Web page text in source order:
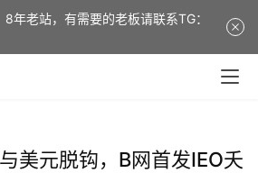
美元脱钩，B网首发IEO夭
年老站，有需要的老板请联系TG：
is for sale. It is a 8-year-old
contact TG: tuhaov